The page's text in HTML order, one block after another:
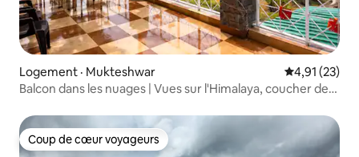
Logement · Mukteshwar Note
4,91 (23)
Balcon dans les nuages | Vues sur l'Himalaya, coucher de
Coup de cœur voyageurs
Coup de cœur voyageurs